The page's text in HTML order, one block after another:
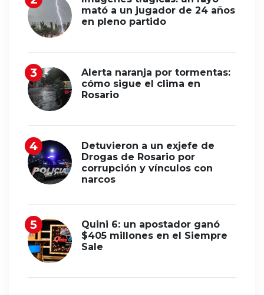
mató a un jugador de 24 años
en pleno partido
Alerta naranja por tormentas:
cómo sigue el clima en
Rosario
Detuvieron a un exjefe de
Drogas de Rosario por
corrupción y vínculos con
narcos
Quini 6: un apostador ganó
$405 millones en el Siempre
Sale